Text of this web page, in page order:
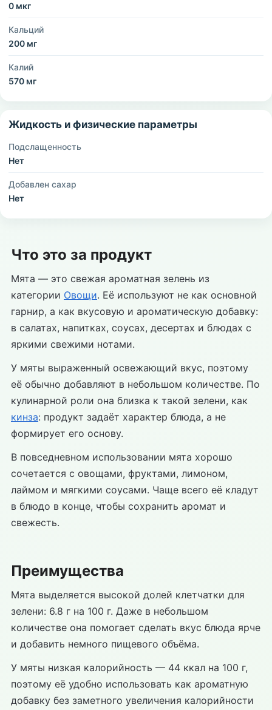
0 мкг
Кальций
200 мг
Калий
570 мг
Жидкость и физические параметры
Подслащенность
Нет
Добавлен сахар
Нет
Что это за продукт
Мята — это свежая ароматная зелень из
категории Овощи. Её используют не как основной
гарнир, а как вкусовую и ароматическую добавку:
в салатах, напитках, соусах, десертах и блюдах с
яркими свежими нотами.
У мяты выраженный освежающий вкус, поэтому
её обычно добавляют в небольшом количестве. По
кулинарной роли она близка к такой зелени, как
кинза: продукт задаёт характер блюда, а не
формирует его основу.
В повседневном использовании мята хорошо
сочетается с овощами, фруктами, лимоном,
лаймом и мягкими соусами. Чаще всего её кладут
в блюдо в конце, чтобы сохранить аромат и
свежесть.
Преимущества
Мята выделяется высокой долей клетчатки для
зелени: 6.8 г на 100 г. Даже в небольшом
количестве она помогает сделать вкус блюда ярче
и добавить немного пищевого объёма.
У мяты низкая калорийность — 44 ккал на 100 г,
поэтому её удобно использовать как ароматную
добавку без заметного увеличения калорийности